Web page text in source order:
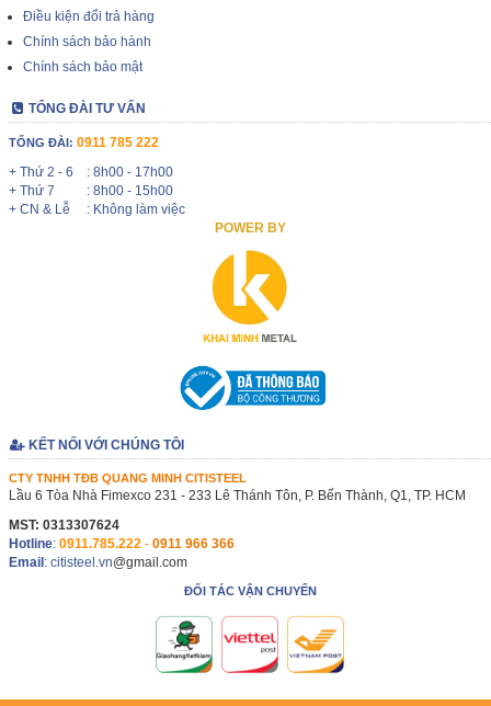
Điều kiện đổi trả hàng
Chính sách bảo hành
Chính sách bảo mật
TỔNG ĐÀI TƯ VẤN
TỔNG ĐÀI: 0911 785 222
+ Thứ 2 - 6
: 8h00 - 17h00
+ Thứ 7
: 8h00 - 15h00
+ CN & Lễ
: Không làm việc
POWER BY
KẾT NỐI VỚI CHÚNG TÔI
CTY TNHH TĐB QUANG MINH CITISTEEL
Lầu 6 Tòa Nhà Fimexco 231 - 233 Lê Thánh Tôn, P. Bến Thành, Q1, TP. HCM
MST: 0313307624
Hotline: 0911.785.222 - 0911 966 366
Email: citisteel.vn@gmail.com
ĐỐI TÁC VẬN CHUYỂN